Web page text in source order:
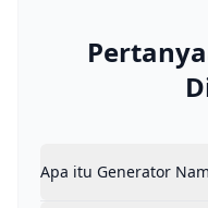
Generator Nama
Apa itu Generator